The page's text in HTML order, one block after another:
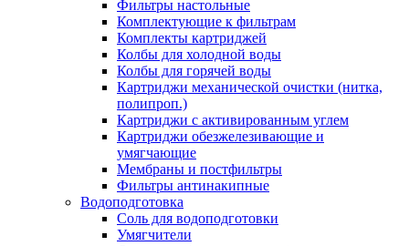
Фильтры настольные
Комплектующие к фильтрам
Комплекты картриджей
Колбы для холодной воды
Колбы для горячей воды
Картриджи механической очистки (нитка,
полипроп.)
Картриджи с активированным углем
Картриджи обезжелезивающие и
умягчающие
Мембраны и постфильтры
Фильтры антинакипные
Водоподготовка
Соль для водоподготовки
Умягчители